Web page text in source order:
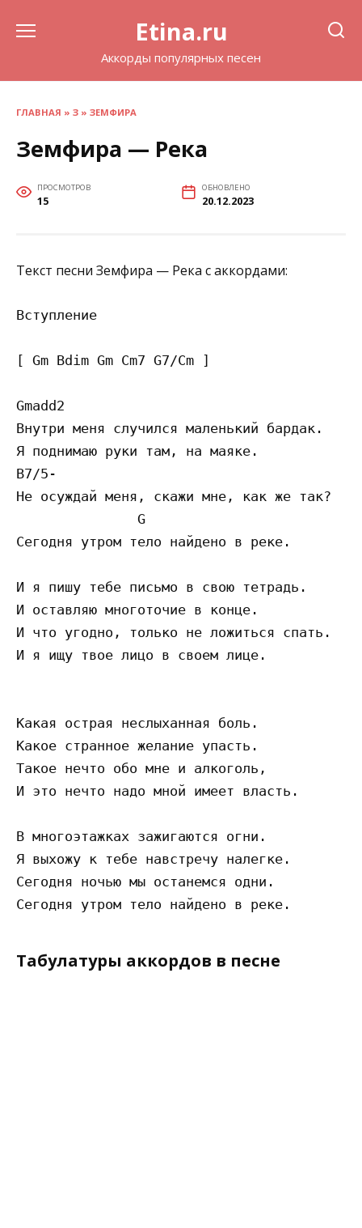
Etina.ru
Аккорды популярных песен
ГЛАВНАЯ » З » ЗЕМФИРА
Земфира — Река
ПРОСМОТРОВ
15
ОБНОВЛЕНО
20.12.2023
Текст песни Земфира — Река с аккордами:
Вступление
[ Gm Bdim Gm Cm7 G7/Cm ]
Gmadd2
Внутри меня случился маленький бардак.
Я поднимаю руки там, на маяке.
B7/5-
Не осуждай меня, скажи мне, как же так?
               G
Сегодня утром тело найдено в реке.
И я пишу тебе письмо в свою тетрадь.
И оставляю многоточие в конце.
И что угодно, только не ложиться спать.
И я ищу твое лицо в своем лице.
Какая острая неслыханная боль.
Какое странное желание упасть.
Такое нечто обо мне и алкоголь,
И это нечто надо мной имеет власть.
В многоэтажках зажигаются огни.
Я выхожу к тебе навстречу налегке.
Сегодня ночью мы останемся одни.
Табулатуры аккордов в песне